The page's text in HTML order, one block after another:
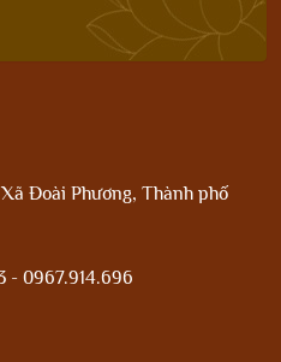
Đoài Phương, Thành phố
- 0967.914.696